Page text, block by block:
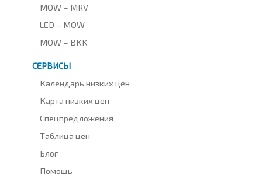
MOW – MRV
LED – MOW
MOW – BKK
СЕРВИСЫ
Календарь низких цен
Карта низких цен
Спецпредложения
Таблица цен
Блог
Помощь